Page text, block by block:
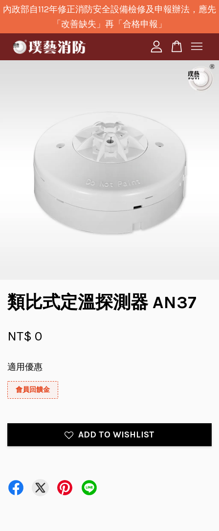
內政部自112年修正消防安全設備檢修及申報辦法，應先
「改善缺失」再「合格申報」
類比式定溫探測器 AN37
NT$ 0
適用優惠
會員回饋金
ADD TO WISHLIST
您的購物車目前還是空的。